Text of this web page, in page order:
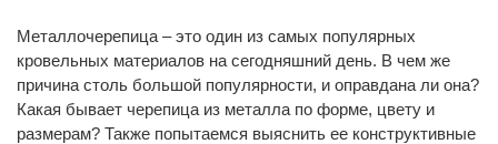
Металлочерепица – это один из самых популярных
кровельных материалов на сегодняшний день. В чем же
причина столь большой популярности, и оправдана ли она?
Какая бывает черепица из металла по форме, цвету и
размерам? Также попытаемся выяснить ее конструктивные